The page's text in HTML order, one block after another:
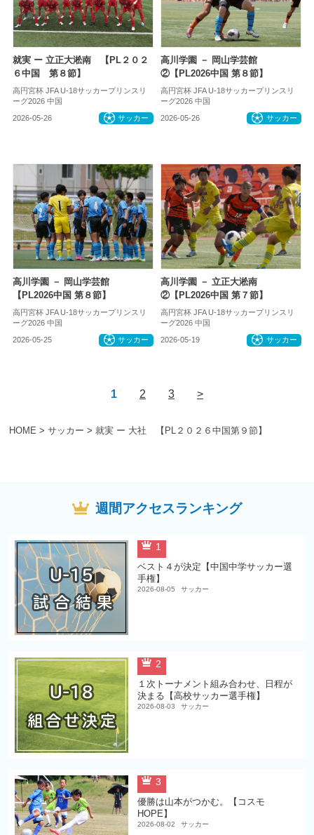
HOME > サッカー > 就実 ー 大社 【PL２０２６中国第９節】
就実 ー 立正大淞南 【PL２０２
６中国 第８節】
高円宮杯 JFA U-18サッカープリンスリ
ーグ2026 中国
2026-05-26 サッカー
高川学園 － 岡山学芸館
②【PL2026中国 第８節】
高円宮杯 JFA U-18サッカープリンスリ
ーグ2026 中国
2026-05-26 サッカー
高川学園 － 岡山学芸館
【PL2026中国 第８節】
高円宮杯 JFA U-18サッカープリンスリ
ーグ2026 中国
2026-05-25 サッカー
高川学園 － 立正大淞南
②【PL2026中国 第７節】
高円宮杯 JFA U-18サッカープリンスリ
ーグ2026 中国
2026-05-19 サッカー
1 2 3 >
週間アクセスランキング
1
ベスト４が決定【中国中学サッカー選
手権】
2026-08-05 サッカー
2
１次トーナメント組み合わせ、日程が
決まる【高校サッカー選手権】
2026-08-03 サッカー
3
優勝は山本がつかむ。【コスモ
HOPE】
2026-08-02 サッカー